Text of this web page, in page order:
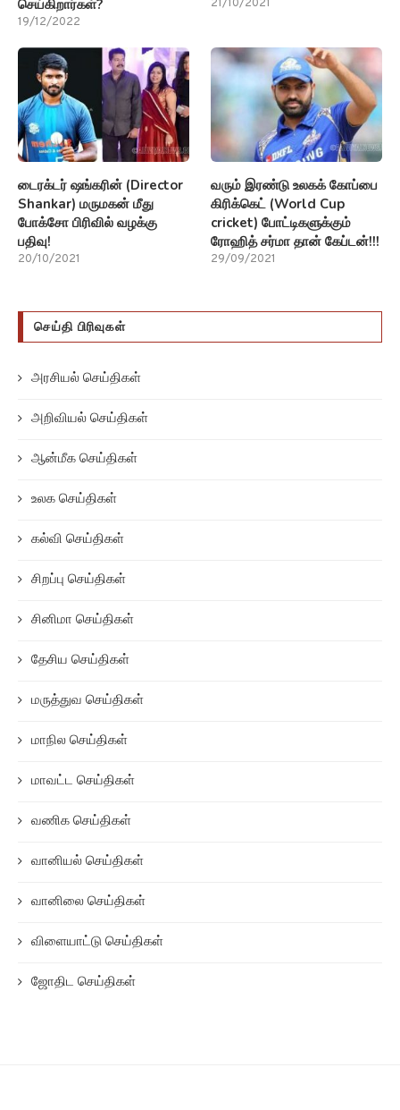
செய்கிறார்கள்?
19/12/2022
21/10/2021
டைரக்டர் ஷங்கரின் (Director
Shankar) மருமகன் மீது
போக்சோ பிரிவில் வழக்கு
பதிவு!
20/10/2021
வரும் இரண்டு உலகக் கோப்பை
கிரிக்கெட் (World Cup
cricket) போட்டிகளுக்கும்
ரோஹித் சர்மா தான் கேப்டன்!!!
29/09/2021
செய்தி பிரிவுகள்
அரசியல் செய்திகள்
அறிவியல் செய்திகள்
ஆன்மீக செய்திகள்
உலக செய்திகள்
கல்வி செய்திகள்
சிறப்பு செய்திகள்
சினிமா செய்திகள்
தேசிய செய்திகள்
மருத்துவ செய்திகள்
மாநில செய்திகள்
மாவட்ட செய்திகள்
வணிக செய்திகள்
வானியல் செய்திகள்
வானிலை செய்திகள்
விளையாட்டு செய்திகள்
ஜோதிட செய்திகள்